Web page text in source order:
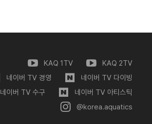
KAQ 1TV
KAQ 2TV
네이버 TV 경영
네이버 TV 다이빙
네이버 TV 수구
네이버 TV 아티스틱
@korea.aquatics